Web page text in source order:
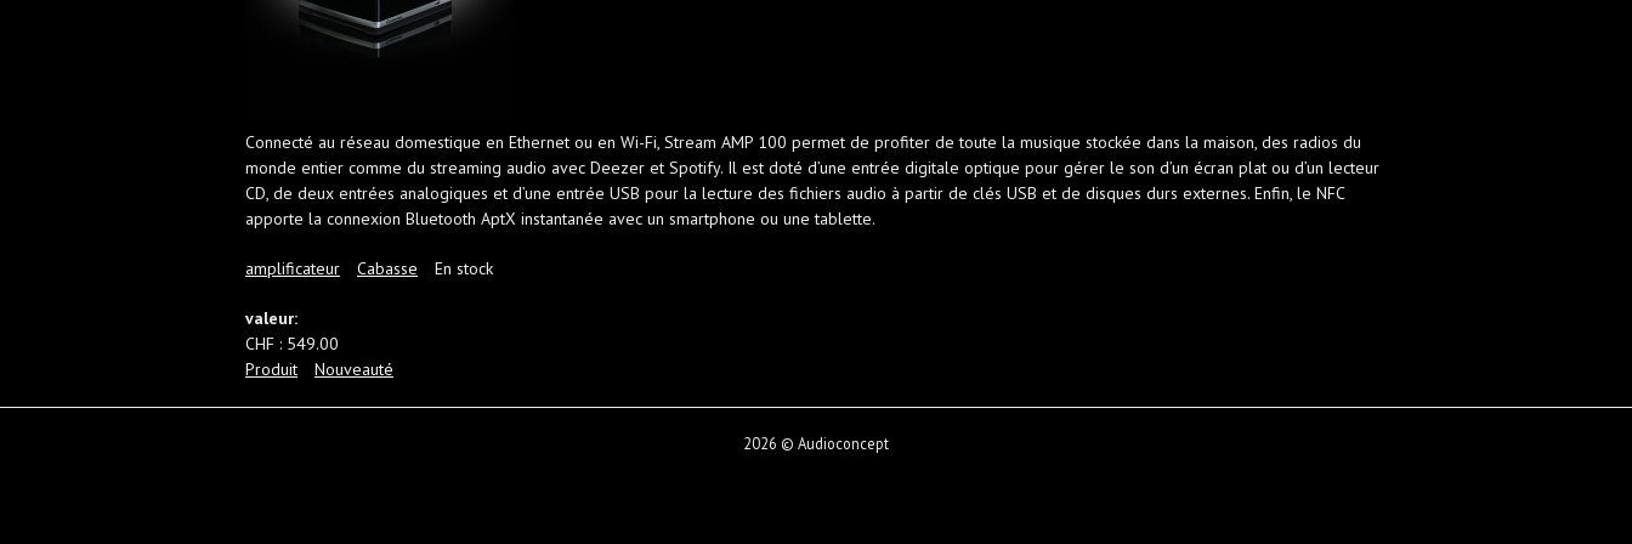
Connecté au réseau domestique en Ethernet ou en Wi-Fi, Stream AMP 100 permet de profiter de toute la musique stockée dans la maison, des radios du
monde entier comme du streaming audio avec Deezer et Spotify. Il est doté d’une entrée digitale optique pour gérer le son d’un écran plat ou d’un lecteur
CD, de deux entrées analogiques et d’une entrée USB pour la lecture des fichiers audio à partir de clés USB et de disques durs externes. Enfin, le NFC
apporte la connexion Bluetooth AptX instantanée avec un smartphone ou une tablette.
amplificateur Cabasse En stock
valeur:
CHF : 549.00
Produit
Nouveauté
2026 © Audioconcept